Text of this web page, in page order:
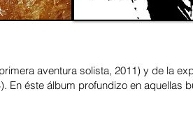
aventura solista, 2011) y de la
En éste álbum profundizo en aquellas